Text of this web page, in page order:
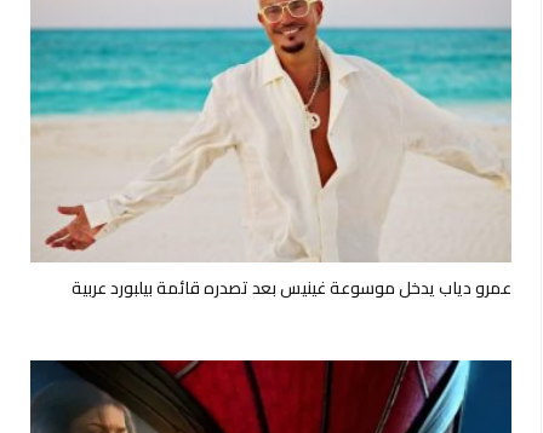
عمرو دياب يدخل موسوعة غينيس بعد تصدره قائمة بيلبورد عربية